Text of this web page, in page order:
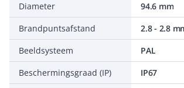
Diameter
94.6 mm
Brandpuntsafstand
2.8 - 2.8
Beeldsysteem
PAL
Beschermingsgraad (IP)
IP67